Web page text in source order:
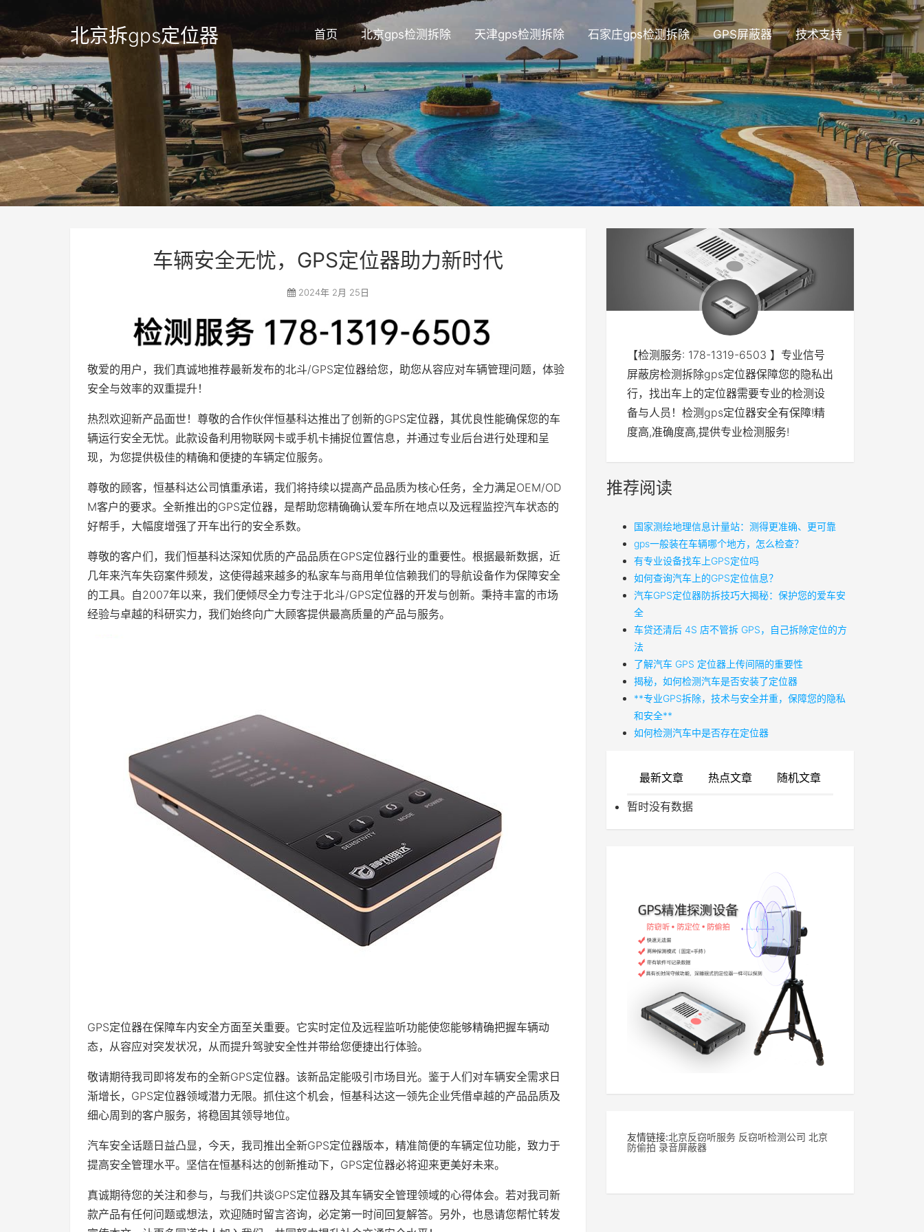
北京拆gps定位器 首页 北京gps检测拆除 天津gps检测拆除 石家庄gps检测拆除 GPS屏蔽器 技术支持
车辆安全无忧，GPS定位器助力新时代
2024年 2月 25日
敬爱的用户，我们真诚地推荐最新发布的北斗/GPS定位器给您，助您从容应对车辆管理问题，体验
安全与效率的双重提升！
热烈欢迎新产品面世！尊敬的合作伙伴恒基科达推出了创新的GPS定位器，其优良性能确保您的车
辆运行安全无忧。此款设备利用物联网卡或手机卡捕捉位置信息，并通过专业后台进行处理和呈
现，为您提供极佳的精确和便捷的车辆定位服务。
尊敬的顾客，恒基科达公司慎重承诺，我们将持续以提高产品品质为核心任务，全力满足OEM/OD
M客户的要求。全新推出的GPS定位器，是帮助您精确确认爱车所在地点以及远程监控汽车状态的
好帮手，大幅度增强了开车出行的安全系数。
尊敬的客户们，我们恒基科达深知优质的产品品质在GPS定位器行业的重要性。根据最新数据，近
几年来汽车失窃案件频发，这使得越来越多的私家车与商用单位信赖我们的导航设备作为保障安全
的工具。自2007年以来，我们便倾尽全力专注于北斗/GPS定位器的开发与创新。秉持丰富的市场
经验与卓越的科研实力，我们始终向广大顾客提供最高质量的产品与服务。
GPS定位器在保障车内安全方面至关重要。它实时定位及远程监听功能使您能够精确把握车辆动
态，从容应对突发状况，从而提升驾驶安全性并带给您便捷出行体验。
敬请期待我司即将发布的全新GPS定位器。该新品定能吸引市场目光。鉴于人们对车辆安全需求日
渐增长，GPS定位器领域潜力无限。抓住这个机会，恒基科达这一领先企业凭借卓越的产品品质及
细心周到的客户服务，将稳固其领导地位。
汽车安全话题日益凸显，今天，我司推出全新GPS定位器版本，精准简便的车辆定位功能，致力于
提高安全管理水平。坚信在恒基科达的创新推动下，GPS定位器必将迎来更美好未来。
真诚期待您的关注和参与，与我们共谈GPS定位器及其车辆安全管理领域的心得体会。若对我司新
款产品有任何问题或想法，欢迎随时留言咨询，必定第一时间回复解答。另外，也恳请您帮忙转发
【检测服务: 178-1319-6503 】专业信号
屏蔽房检测拆除gps定位器保障您的隐私出
行，找出车上的定位器需要专业的检测设
备与人员！检测gps定位器安全有保障!精
度高,准确度高,提供专业检测服务!
推荐阅读
国家测绘地理信息计量站：测得更准确、更可靠
gps一般装在车辆哪个地方，怎么检查？
有专业设备找车上GPS定位吗
如何查询汽车上的GPS定位信息？
汽车GPS定位器防拆技巧大揭秘：保护您的爱车安
全
车贷还清后 4S 店不管拆 GPS，自己拆除定位的方
法
了解汽车 GPS 定位器上传间隔的重要性
揭秘，如何检测汽车是否安装了定位器
**专业GPS拆除，技术与安全并重，保障您的隐私
和安全**
如何检测汽车中是否存在定位器
最新文章 热点文章 随机文章
暂时没有数据
友情链接:北京反窃听服务 反窃听检测公司 北京
防偷拍 录音屏蔽器